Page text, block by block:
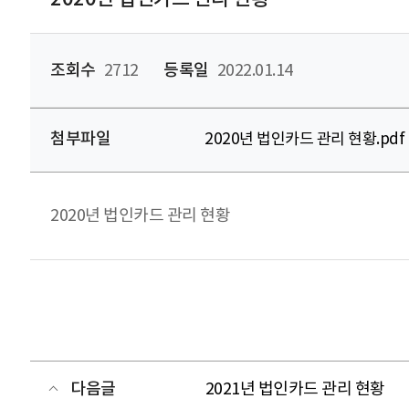
조회수 2712 등록일 2022.01.14
첨부파일 2020년 법인카드 관리 현황.pdf
2020년 법인카드 관리 현황
다음글 2021년 법인카드 관리 현황